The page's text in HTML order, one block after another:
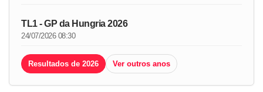
TL1 - GP da Hungria 2026
24/07/2026 08:30
Resultados de 2026 Ver outros anos